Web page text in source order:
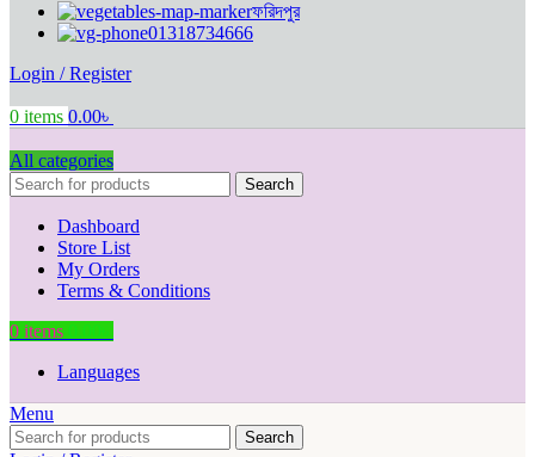
ফরিদপুর
01318734666
Login / Register
0 items 0.00৳
All categories
Search
Dashboard
Store List
My Orders
Terms & Conditions
0 items
Languages
Menu
Search